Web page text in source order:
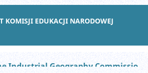
KOMISJI EDUKACJI NARODOWEJ
Studies of the Industrial Geography Commission of the Polish Geographical Society